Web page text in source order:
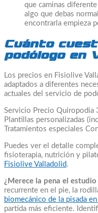
que caminas
algo que debas
encontrarla empieza
Cuánto
podólogo en
Los precios en Fisiolive
adaptados a diferentes
actuales del servicio de
Servicio Precio Quiropodia
Plantillas personalizadas
Tratamientos especiales
Puedes ver el detalle
fisioterapia, nutrición y
Fisiolive Valladolid .
¿Merece la pena el
recurrente en el pie, la
biomecánico de la pisada
partida más eficiente.